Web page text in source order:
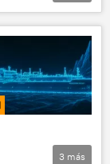
3 más